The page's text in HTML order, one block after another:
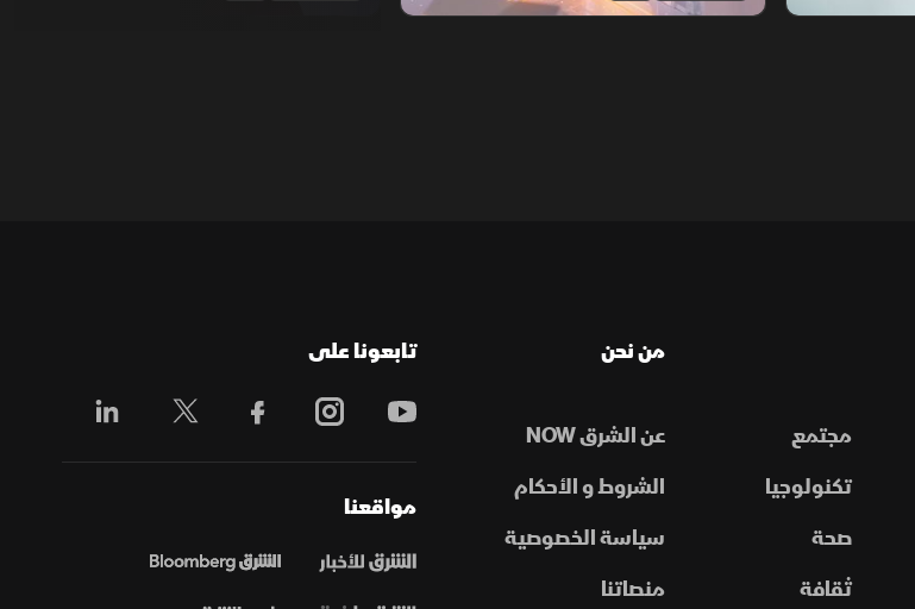
مجتمع
تكنولوجيا
صحة
ثقافة
من نحن
عن الشرق NOW
الشروط و الأحكام
سياسة الخصوصية
منصاتنا
تابعونا على
مواقعنا